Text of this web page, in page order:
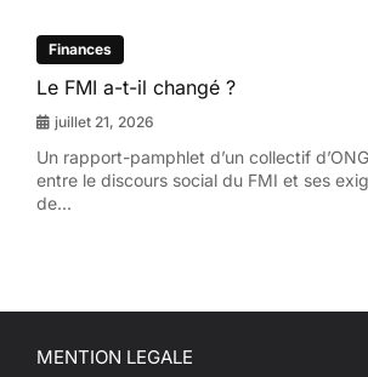
Finances
Le FMI a-t-il changé ?
juillet 21, 2026
Un rapport-pamphlet d’un collectif
entre le discours social du FMI et ses
de...
MENTION LEGALE